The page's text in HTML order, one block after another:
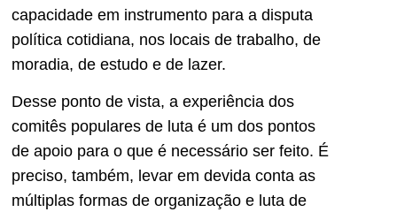
capacidade em instrumento para a disputa
política cotidiana, nos locais de trabalho, de
moradia, de estudo e de lazer.
Desse ponto de vista, a experiência dos
comitês populares de luta é um dos pontos
de apoio para o que é necessário ser feito. É
preciso, também, levar em devida conta as
múltiplas formas de organização e luta de